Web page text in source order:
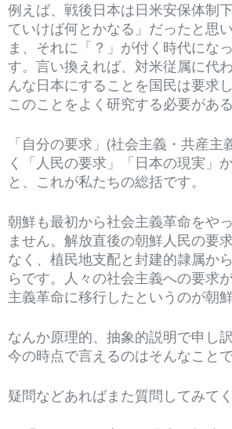
例えば、戦後日本は日米安保体制
ていけば何とかなる」だったと思
ま、それに「？」が付く時代にな
す。言い換えれば、対米従属に代
んな日本にすることを国民は要求
このことをよく研究する必要があ
「自分の要求」(社会主義・共産主
く「人民の要求」「日本の現実」
と、これが私たちの総括です。
朝鮮も最初から社会主義革命をや
ません。解放直後の朝鮮人民の要
なく、植民地支配と封建的隷属か
らです。人々の社会主義への要求
主義革命に移行したというのが朝
なんか原理的、抽象的説明で申し
今の時点で言えるのはそんなことで
疑問などあればまた質問してみてく